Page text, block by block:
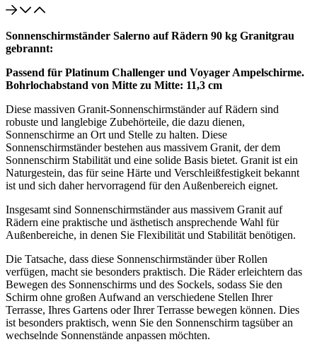
Sonnenschirmständer Salerno auf Rädern 90 kg Granitgrau
gebrannt:
Passend für Platinum Challenger und Voyager Ampelschirme.
Bohrlochabstand von Mitte zu Mitte: 11,3 cm
Diese massiven Granit-Sonnenschirmständer auf Rädern sind
robuste und langlebige Zubehörteile, die dazu dienen,
Sonnenschirme an Ort und Stelle zu halten. Diese
Sonnenschirmständer bestehen aus massivem Granit, der dem
Sonnenschirm Stabilität und eine solide Basis bietet. Granit ist ein
Naturgestein, das für seine Härte und Verschleißfestigkeit bekannt
ist und sich daher hervorragend für den Außenbereich eignet.
Insgesamt sind Sonnenschirmständer aus massivem Granit auf
Rädern eine praktische und ästhetisch ansprechende Wahl für
Außenbereiche, in denen Sie Flexibilität und Stabilität benötigen.
Die Tatsache, dass diese Sonnenschirmständer über Rollen
verfügen, macht sie besonders praktisch. Die Räder erleichtern das
Bewegen des Sonnenschirms und des Sockels, sodass Sie den
Schirm ohne großen Aufwand an verschiedene Stellen Ihrer
Terrasse, Ihres Gartens oder Ihrer Terrasse bewegen können. Dies
ist besonders praktisch, wenn Sie den Sonnenschirm tagsüber an
wechselnde Sonnenstände anpassen möchten.